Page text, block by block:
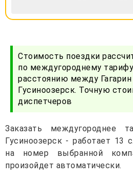
Стоимость поездки
по междугороднему
расстоянию между
Гусиноозерск. Точную
диспетчеров
Заказать междугороднее
Гусиноозерск - работает 13
на номер выбранной
произойдет автоматически.